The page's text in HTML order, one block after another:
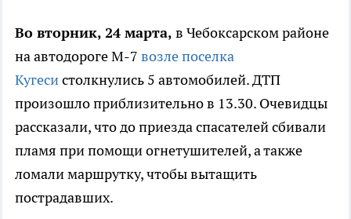
Во вторник, 24 марта, в Чебоксарском районе
на автодороге М-7 возле поселка
Кугесистолкнулись 5 автомобилей. ДТП
произошло приблизительно в 13.30. Очевидцы
рассказали, что до приезда спасателей сбивали
пламя при помощи огнетушителей, а также
ломали маршрутку, чтобы вытащить
пострадавших.